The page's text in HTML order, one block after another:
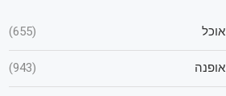
אוכל (655)
אופנה (943)